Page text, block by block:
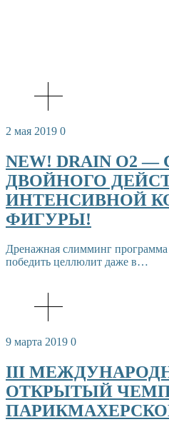
2 мая 2019 0
NEW! DRAIN O2
ДВОЙНОГО
ИНТЕНСИВНОЙ
ФИГУРЫ!
Дренажная слимминг
победить целлюлит даже в…
9 марта 2019 0
III
ОТКРЫТЫЙ